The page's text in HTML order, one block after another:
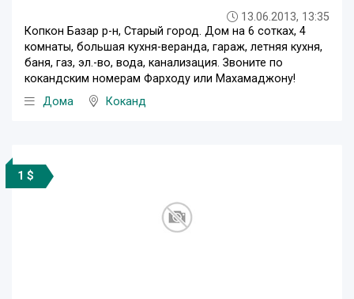
13.06.2013, 13:35
Копкон Базар р-н, Старый город. Дом на 6 сотках, 4
комнаты, большая кухня-веранда, гараж, летняя кухня,
баня, газ, эл.-во, вода, канализация. Звоните по
кокандским номерам Фарходу или Махамаджону!
Дома
Коканд
1 $